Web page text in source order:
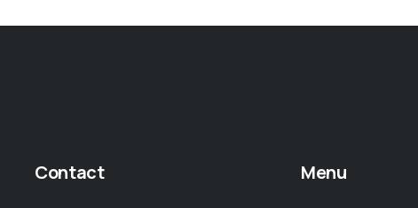
Contact Menu